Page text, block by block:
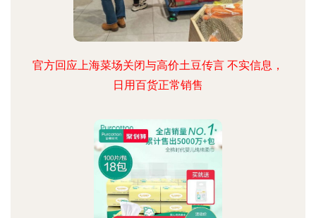
官方回应上海菜场关闭与高价土豆传言 不实信息，
日用百货正常销售